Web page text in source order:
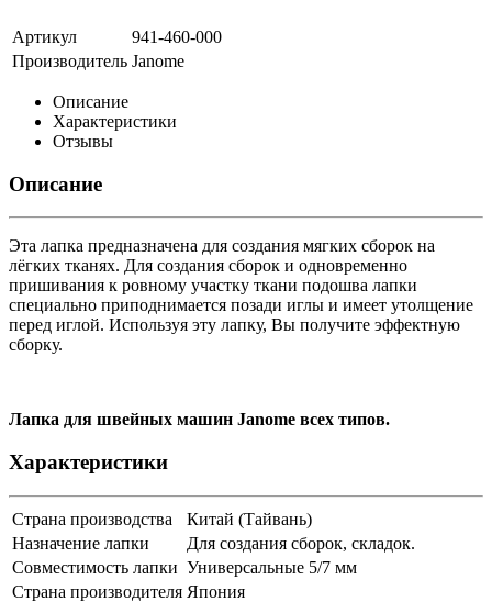
Артикул
941-460-000
Производитель Janome
Описание
Характеристики
Отзывы
Описание
Эта лапка предназначена для создания мягких сборок на
лёгких тканях. Для создания сборок и одновременно
пришивания к ровному участку ткани подошва лапки
специально приподнимается позади иглы и имеет утолщение
перед иглой. Используя эту лапку, Вы получите эффектную
сборку.
Лапка для швейных машин Janome всех типов.
Характеристики
Страна производства
Китай (Тайвань)
Назначение лапки
Для создания сборок, складок.
Совместимость лапки Универсальные 5/7 мм
Страна производителя Япония